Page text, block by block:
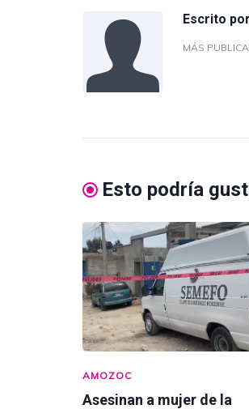
Escrito por
MÁS
Esto podría
AMOZOC
Asesinan a mujer de la